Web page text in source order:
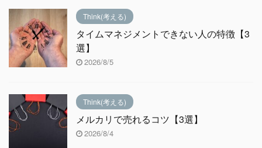
Think(考える)
タイムマネジメントできない人の特徴【3
選】
2026/8/5
Think(考える)
メルカリで売れるコツ【3選】
2026/8/4